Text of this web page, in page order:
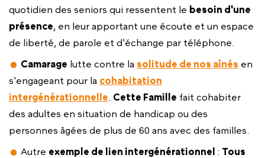
quotidien des seniors qui ressentent le besoin d'une
présence, en leur apportant une écoute et un espace
de liberté, de parole et d'échange par téléphone.
Camarage lutte contre la solitude de nos aînés en
s'engageant pour la cohabitation
intergénérationnelle. Cette Famille fait cohabiter
des adultes en situation de handicap ou des
personnes âgées de plus de 60 ans avec des familles.
Autre exemple de lien intergénérationnel : Tous